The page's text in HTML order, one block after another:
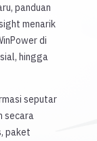
panduan
menarik
di
hingga
seputar
secara
paket